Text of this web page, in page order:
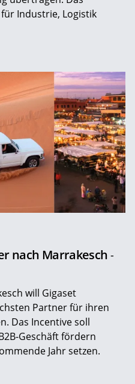
Industrie, Logistik
nach Marrakesch -
will Gigaset
Partner für ihren
Das Incentive soll
Geschäft fördern
Jahr setzen.